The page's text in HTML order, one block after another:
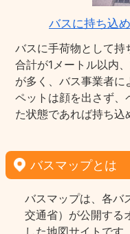
バスに持ち込
バスに手荷物として持
合計が1メートル以内
が多く、バス事業者に
ペットは顔を出さず、
た状態であれば持ち込
バスマップとは
バスマップは、各バ
交通省）が公開する
した地図サイトです。